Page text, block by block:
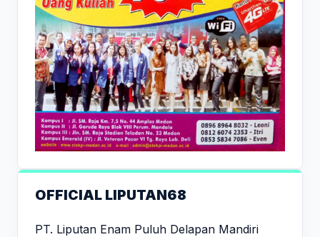
OFFICIAL LIPUTAN68
PT. Liputan Enam Puluh Delapan Mandiri